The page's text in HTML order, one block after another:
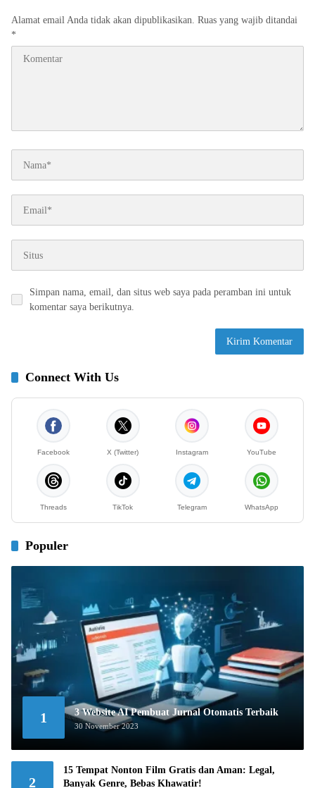
Alamat email Anda tidak akan dipublikasikan. Ruas yang wajib ditandai
*
Simpan nama, email, dan situs web saya pada peramban ini untuk
komentar saya berikutnya.
Connect With Us
Facebook X (Twitter) Instagram YouTube
Threads TikTok Telegram WhatsApp
Populer
1 3 Website AI Pembuat Jurnal Otomatis Terbaik
30 November 2023
2
15 Tempat Nonton Film Gratis dan Aman: Legal,
Banyak Genre, Bebas Khawatir!